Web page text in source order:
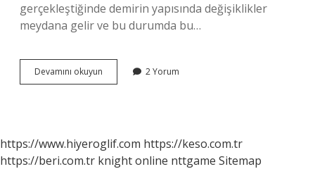
gerçekleştiğinde demirin yapısında değişiklikler
meydana gelir ve bu durumda bu…
Devamını okuyun Demirin
Paslanması
2 Yorum
https://www.hiyeroglif.com https://keso.com.tr
https://beri.com.tr knight online nttgame Sitemap